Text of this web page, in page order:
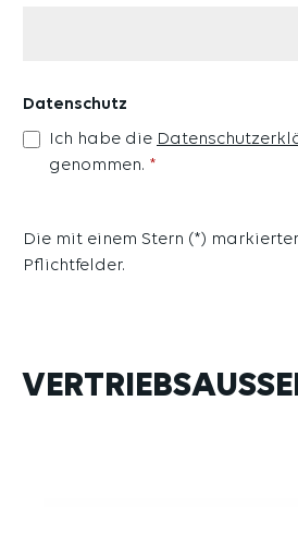
Datenschutz
Ich habe die
genommen. *
Die mit einem Stern (*)
Pflichtfelder.